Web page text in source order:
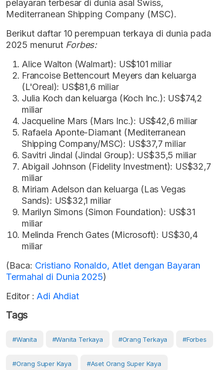
pelayaran terbesar di dunia asal Swiss,
Mediterranean Shipping Company (MSC).
Berikut daftar 10 perempuan terkaya di dunia pada
2025 menurut Forbes:
Alice Walton (Walmart): US$101 miliar
Francoise Bettencourt Meyers dan keluarga
(L'Oreal): US$81,6 miliar
Julia Koch dan keluarga (Koch Inc.): US$74,2
miliar
Jacqueline Mars (Mars Inc.): US$42,6 miliar
Rafaela Aponte-Diamant (Mediterranean
Shipping Company/MSC): US$37,7 miliar
Savitri Jindal (Jindal Group): US$35,5 miliar
Abigail Johnson (Fidelity Investment): US$32,7
miliar
Miriam Adelson dan keluarga (Las Vegas
Sands): US$32,1 miliar
Marilyn Simons (Simon Foundation): US$31
miliar
Melinda French Gates (Microsoft): US$30,4
miliar
(Baca: Cristiano Ronaldo, Atlet dengan Bayaran
Termahal di Dunia 2025)
Editor : Adi Ahdiat
Tags
#Wanita #Wanita Terkaya #orang Terkaya #Forbes
#Orang Super Kaya #Aset Orang Super Kaya